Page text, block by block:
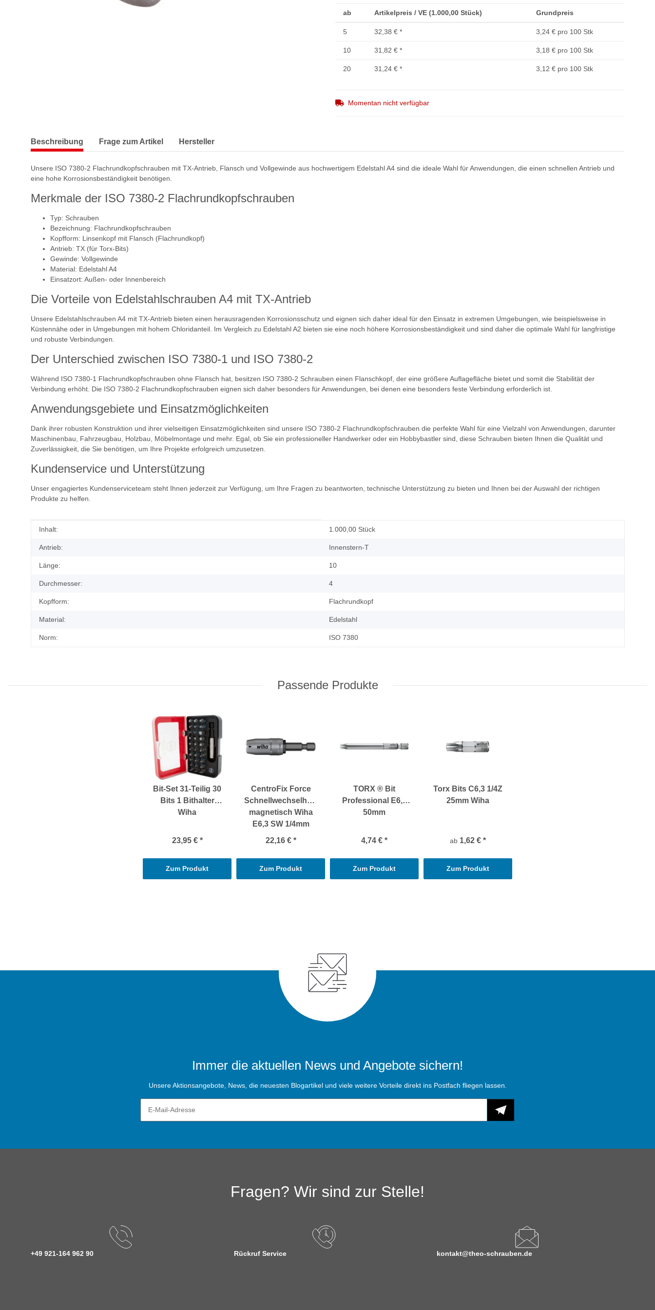
ab Artikelpreis / VE (1.000,00 Stück) Grundpreis
5 32,38 € * 3,24 € pro 100 Stk
10 31,82 € * 3,18 € pro 100 Stk
20 31,24 € * 3,12 € pro 100 Stk
Momentan nicht verfügbar
Beschreibung Frage zum Artikel Hersteller
Unsere ISO 7380-2 Flachrundkopfschrauben mit TX-Antrieb, Flansch und Vollgewinde aus hochwertigem Edelstahl A4 sind die ideale Wahl für Anwendungen, die einen schnellen Antrieb und
eine hohe Korrosionsbeständigkeit benötigen.
Merkmale der ISO 7380-2 Flachrundkopfschrauben
Typ: Schrauben
Bezeichnung: Flachrundkopfschrauben
Kopfform: Linsenkopf mit Flansch (Flachrundkopf)
Antrieb: TX (für Torx-Bits)
Gewinde: Vollgewinde
Material: Edelstahl A4
Einsatzort: Außen- oder Innenbereich
Die Vorteile von Edelstahlschrauben A4 mit TX-Antrieb
Unsere Edelstahlschrauben A4 mit TX-Antrieb bieten einen herausragenden Korrosionsschutz und eignen sich daher ideal für den Einsatz in extremen Umgebungen, wie beispielsweise in
Küstennähe oder in Umgebungen mit hohem Chloridanteil. Im Vergleich zu Edelstahl A2 bieten sie eine noch höhere Korrosionsbeständigkeit und sind daher die optimale Wahl für langfristige
und robuste Verbindungen.
Der Unterschied zwischen ISO 7380-1 und ISO 7380-2
Während ISO 7380-1 Flachrundkopfschrauben ohne Flansch hat, besitzen ISO 7380-2 Schrauben einen Flanschkopf, der eine größere Auflagefläche bietet und somit die Stabilität der
Verbindung erhöht. Die ISO 7380-2 Flachrundkopfschrauben eignen sich daher besonders für Anwendungen, bei denen eine besonders feste Verbindung erforderlich ist.
Anwendungsgebiete und Einsatzmöglichkeiten
Dank ihrer robusten Konstruktion und ihrer vielseitigen Einsatzmöglichkeiten sind unsere ISO 7380-2 Flachrundkopfschrauben die perfekte Wahl für eine Vielzahl von Anwendungen, darunter
Maschinenbau, Fahrzeugbau, Holzbau, Möbelmontage und mehr. Egal, ob Sie ein professioneller Handwerker oder ein Hobbybastler sind, diese Schrauben bieten Ihnen die Qualität und
Zuverlässigkeit, die Sie benötigen, um Ihre Projekte erfolgreich umzusetzen.
Kundenservice und Unterstützung
Unser engagiertes Kundenserviceteam steht Ihnen jederzeit zur Verfügung, um Ihre Fragen zu beantworten, technische Unterstützung zu bieten und Ihnen bei der Auswahl der richtigen
Produkte zu helfen.
Produkteigenschaft
Wert
Inhalt: 1.000,00 Stück
Antrieb: Innenstern-T
Länge: 10
Durchmesser: 4
Kopfform: Flachrundkopf
Material: Edelstahl
Norm: ISO 7380
Passende Produkte
Bit-Set 31-Teilig 30
Bits 1 Bithalter
Wiha
23,95 € *
Zum Produkt
CentroFix Force
Schnellwechselhalter
magnetisch Wiha
E6,3 SW 1/4mm
22,16 € *
Zum Produkt
TORX ® Bit
Professional E6,3
50mm
4,74 € *
Zum Produkt
Torx Bits C6,3 1/4Z
25mm Wiha
ab 1,62 € *
Zum Produkt
Immer die aktuellen News und Angebote sichern!
Unsere Aktionsangebote, News, die neuesten Blogartikel und viele weitere Vorteile direkt ins Postfach fliegen lassen.
Fragen? Wir sind zur Stelle!
+49 921-164 962 90 Rückruf Service kontakt@theo-schrauben.de